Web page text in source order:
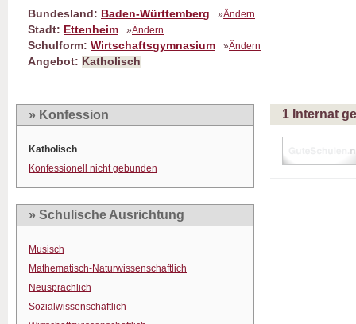
Bundesland: Baden-Württemberg »Ändern
Stadt: Ettenheim »Ändern
Schulform: Wirtschaftsgymnasium »Ändern
Angebot: Katholisch
» Konfession
Katholisch
Konfessionell nicht gebunden
» Schulische Ausrichtung
Musisch
Mathematisch-Naturwissenschaftlich
Neusprachlich
Sozialwissenschaftlich
1 Internat